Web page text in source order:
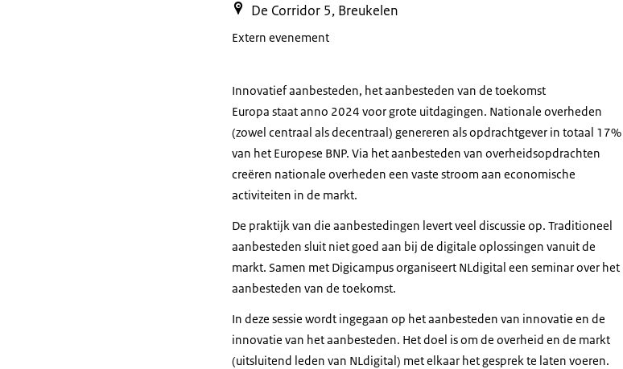
De Corridor 5, Breukelen
Extern evenement
Innovatief aanbesteden, het aanbesteden van de toekomst
Europa staat anno 2024 voor grote uitdagingen. Nationale overheden
(zowel centraal als decentraal) genereren als opdrachtgever in totaal 17%
van het Europese BNP. Via het aanbesteden van overheidsopdrachten
creëren nationale overheden een vaste stroom aan economische
activiteiten in de markt.
De praktijk van die aanbestedingen levert veel discussie op. Traditioneel
aanbesteden sluit niet goed aan bij de digitale oplossingen vanuit de
markt. Samen met Digicampus organiseert NLdigital een seminar over het
aanbesteden van de toekomst.
In deze sessie wordt ingegaan op het aanbesteden van innovatie en de
innovatie van het aanbesteden. Het doel is om de overheid en de markt
(uitsluitend leden van NLdigital) met elkaar het gesprek te laten voeren.